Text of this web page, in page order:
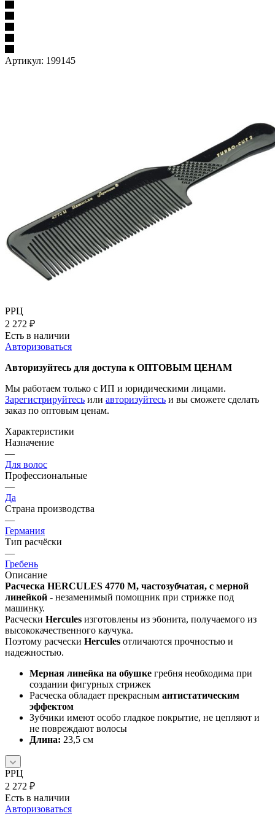
Артикул: 199145
РРЦ
2 272 ₽
Есть в наличии
Авторизоваться
Авторизуйтесь для доступа к ОПТОВЫМ ЦЕНАМ
Мы работаем только с ИП и юридическими лицами.
Зарегистрируйтесь или авторизуйтесь и вы сможете сделать
заказ по оптовым ценам.
Характеристики
Назначение
—
Для волос
Профессиональные
—
Да
Страна производства
—
Германия
Тип расчёски
—
Гребень
Описание
Расческа HERCULES 4770 M, частозубчатая, с мерной
линейкой - незаменимый помощник при стрижке под
машинку.
Расчески Hercules изготовлены из эбонита, получаемого из
высококачественного каучука.
Поэтому расчески Hercules отличаются прочностью и
надежностью.
Мерная линейка на обушке гребня необходима при
создании фигурных стрижек
Расческа обладает прекрасным антистатическим
эффектом
Зубчики имеют особо гладкое покрытие, не цепляют и
не повреждают волосы
Длина: 23,5 см
РРЦ
2 272 ₽
Есть в наличии
Авторизоваться